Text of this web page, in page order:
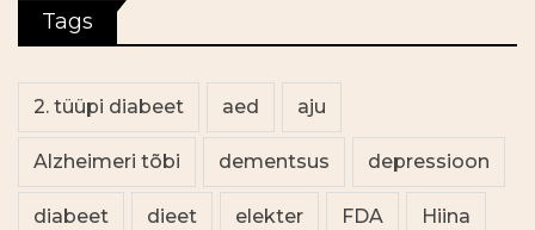
Tags
2. tüüpi diabeet aed aju
Alzheimeri tõbi dementsus depressioon
diabeet dieet elekter FDA Hiina